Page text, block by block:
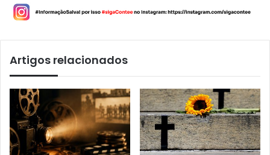
Artigos relacionados